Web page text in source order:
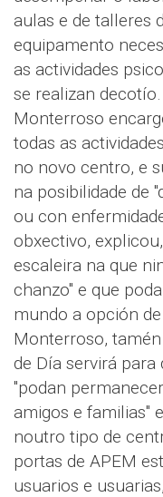
aulas e de talleres
equipamento
as actividades
se realizan decotío.
Monterroso
todas as
no novo centro, e
na posibilidade de
ou con
obxectivo,
escaleira na que
chanzo" e que
mundo a opción
Monterroso,
de Día servirá
"podan
amigos e familias"
noutro tipo de
portas de APEM
usuarios e